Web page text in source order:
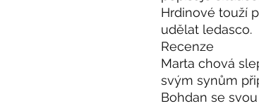
Hrdinové touží
udělat ledasco.
Recenze
Marta chová
svým synům
Bohdan se